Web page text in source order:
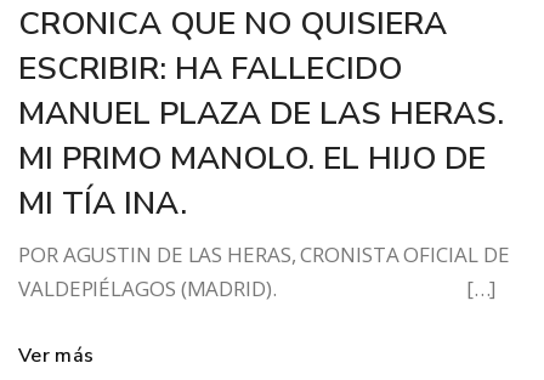
CRONICA QUE NO QUISIERA
ESCRIBIR: HA FALLECIDO
MANUEL PLAZA DE LAS HERAS.
MI PRIMO MANOLO. EL HIJO DE
MI TÍA INA.
POR AGUSTIN DE LAS HERAS, CRONISTA OFICIAL DE
VALDEPIÉLAGOS (MADRID). […]
Ver más